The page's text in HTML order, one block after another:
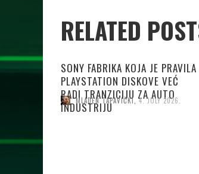
RELATED
SONY FABRIKA KOJA JE PRAVILA
PLAYSTATION DISKOVE VEĆ
RADI TRANZICIJU ZA AUTO
INDUSTRIJU
MLADEN TAPAVIČKI, 4. JULY 2026.